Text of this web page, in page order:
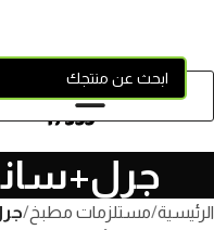
17355
الرئيسية مستلزمات مطبخ